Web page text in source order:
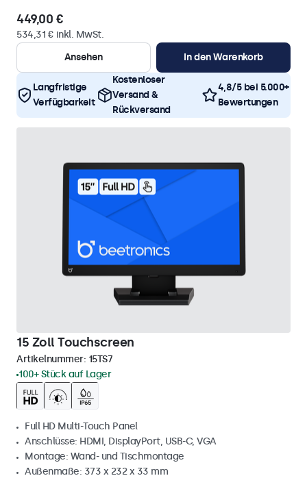
449,00 €
534,31 € inkl. MwSt.
Ansehen
In den Warenkorb
Langfristige
Verfügbarkeit
Kostenloser
Versand &
Rückversand
4,8/5 bei 5.000+
Bewertungen
15 Zoll Touchscreen
Artikelnummer: 15TS7
100+ Stück auf Lager
Full HD Multi-Touch Panel
Anschlüsse: HDMI, DisplayPort, USB-C, VGA
Montage: Wand- und Tischmontage
Außenmaße: 373 x 232 x 33 mm